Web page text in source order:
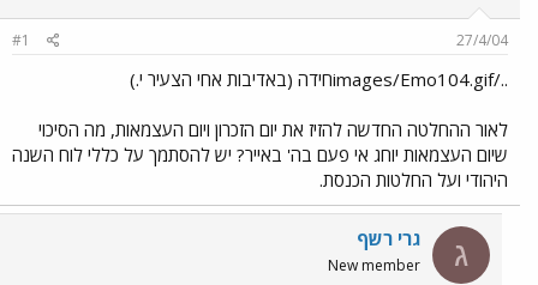
ו
ש
ת
י
27/4/04
#1
../images/Emo104.gifחידה (באדיבות אחי הצעיר י.)
לאור ההחלטה החדשה להזיז את יום הזכרון ויום העצמאות, מה הסיכוי
שיום העצמאות יוחג אי פעם בה' באייר? יש להסתמך על כללי לוח השנה
היהודי ועל החלטות הכנסת.
ג גרי רשף
New member